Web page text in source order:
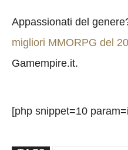
Appassionati del
migliori MMORPG del
Gamempire.it.
[php snippet=10